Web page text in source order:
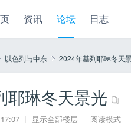
资讯 论坛 日志
以色列与中东
›
2024年基列耶琳冬天
耶琳冬天景光
| 显示全部楼层 | 阅读模式